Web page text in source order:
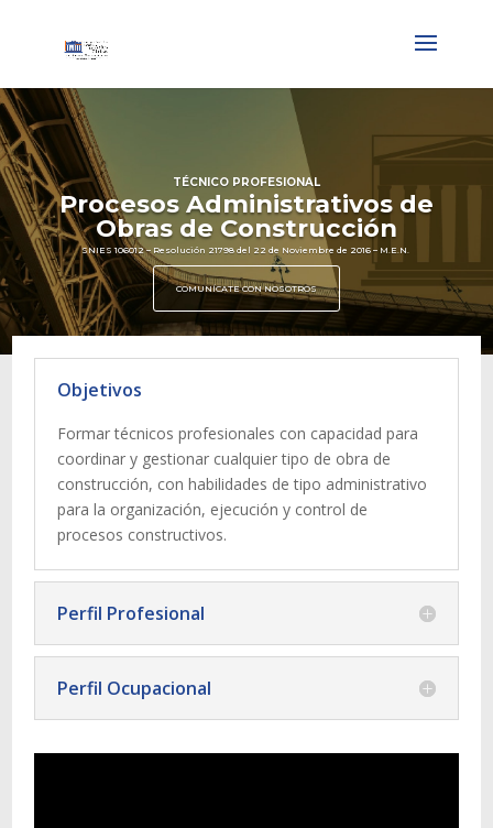
TÉCNICO PROFESIONAL
Procesos Administrativos de
Obras de Construcción
SNIES 106012 – Resolución 21798 del 22 de Noviembre de 2016 – M.E.N.
COMUNÍCATE CON NOSOTROS
Objetivos
Formar técnicos profesionales con capacidad para
coordinar y gestionar cualquier tipo de obra de
construcción, con habilidades de tipo administrativo
para la organización, ejecución y control de
procesos constructivos.
Perfil Profesional
Perfil Ocupacional